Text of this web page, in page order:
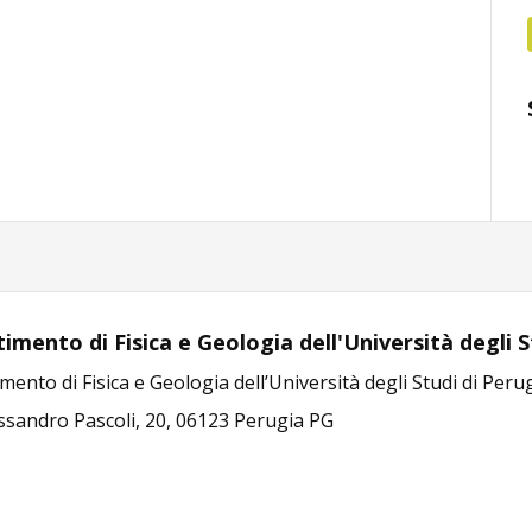
di Fisica e Geologia dell'Università degli
di Fisica e Geologia dell’Università degli Studi di
Pascoli, 20, 06123 Perugia PG